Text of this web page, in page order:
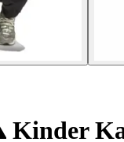
Kinder